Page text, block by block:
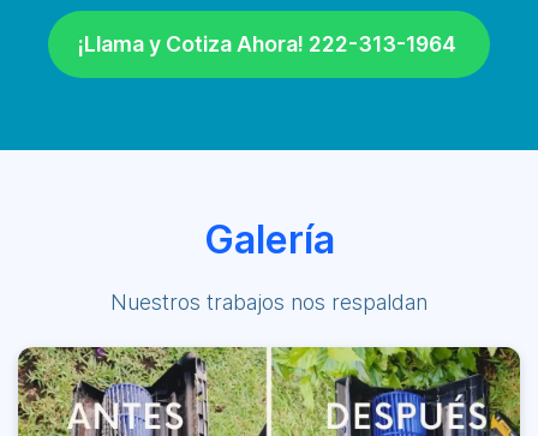
¡Llama y Cotiza Ahora! 222-313-1964
Galería
Nuestros trabajos nos respaldan